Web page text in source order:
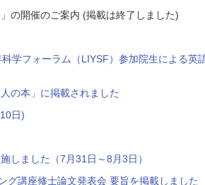
の開催のご案内 (掲載は終了しました)
学フォーラム（LIYSF）参加院生による英
の本」に掲載されました
日)
しました（7月31日～8月3日）
グ講座修士論文発表会 要旨を掲載しました